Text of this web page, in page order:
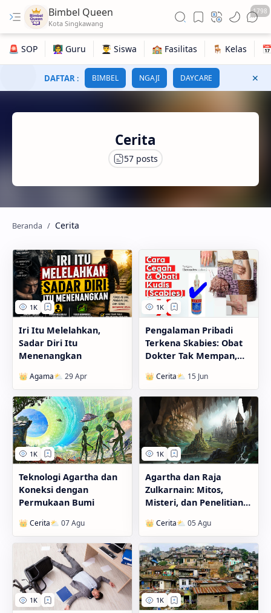
Bimbel Queen 1798
DAFTAR : BIMBEL NGAJI DAYCARE
Cerita
Cerita
Iri Itu Melelahkan,
Sadar Diri Itu
Menenangkan
Pengalaman Pribadi
Terkena Skabies: Obat
Dokter Tak Mempan,
yang Menyembuhkan
Teknologi Agartha dan
Koneksi dengan
Permukaan Bumi
Agartha dan Raja
Zulkarnain: Mitos,
Misteri, dan Penelitian